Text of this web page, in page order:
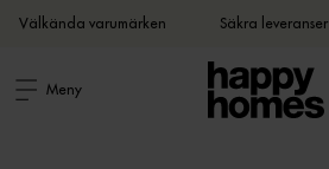
Välkända varumärken Säkra leveranser
Meny